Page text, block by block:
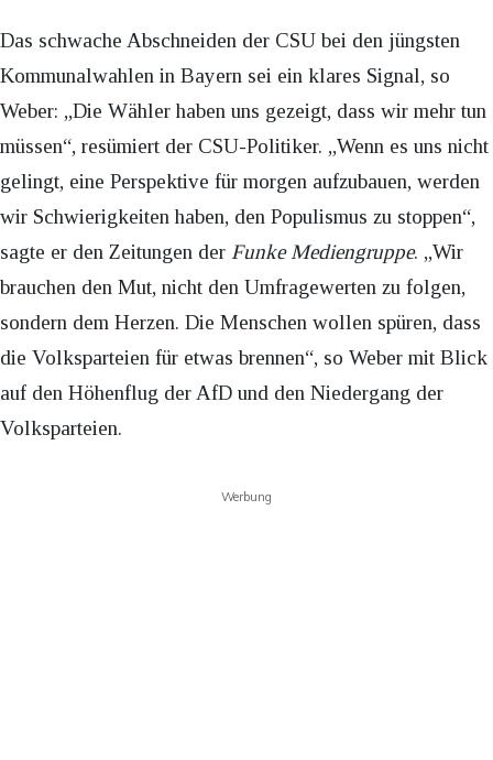
Das schwache Abschneiden der CSU bei den jüngsten
Kommunalwahlen in Bayern sei ein klares Signal, so
Weber: „Die Wähler haben uns gezeigt, dass wir mehr tun
müssen“, resümiert der CSU-Politiker. „Wenn es uns nicht
gelingt, eine Perspektive für morgen aufzubauen, werden
wir Schwierigkeiten haben, den Populismus zu stoppen“,
sagte er den Zeitungen der Funke Mediengruppe. „Wir
brauchen den Mut, nicht den Umfragewerten zu folgen,
sondern dem Herzen. Die Menschen wollen spüren, dass
die Volksparteien für etwas brennen“, so Weber mit Blick
auf den Höhenflug der AfD und den Niedergang der
Volksparteien.
Werbung